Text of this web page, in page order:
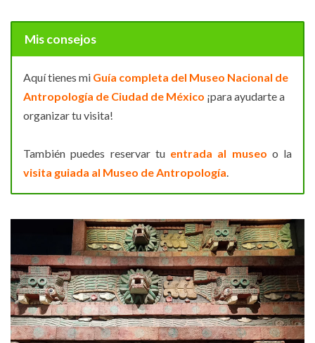
Mis consejos
Aquí tienes mi Guía completa del Museo Nacional de
Antropología de Ciudad de México ¡para ayudarte a
organizar tu visita!
También puedes reservar tu entrada al museo o la
visita guiada al Museo de Antropología.